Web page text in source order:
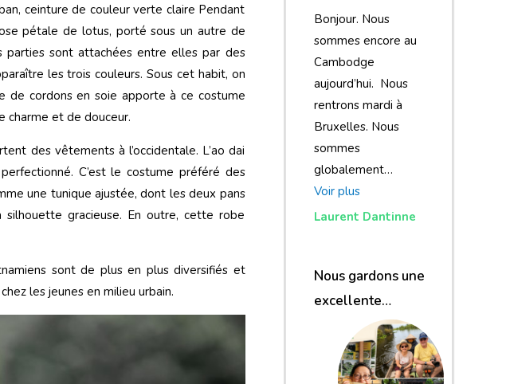
ceinture de couleur verte claire Pendant
pétale de lotus, porté sous un autre de
parties sont attachées entre elles par des
les trois couleurs. Sous cet habit, on
de cordons en soie apporte à ce costume
charme et de douceur.
des vêtements à l’occidentale. L’ao dai
C’est le costume préféré des
une tunique ajustée, dont les deux pans
gracieuse. En outre, cette robe
sont de plus en plus diversifiés et
les jeunes en milieu urbain.
Bonjour. Nous
sommes encore au
Cambodge
aujourd’hui. Nous
rentrons mardi à
Bruxelles. Nous
sommes
globalement…
Voir plus
Laurent Dantinne
Nous gardons une
excellente
impression de
notre voyage et de
votre agence